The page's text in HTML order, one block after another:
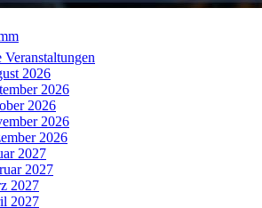
Veranstaltungen
2026
2026
2026
2026
2026
2027
2027
2027
2027